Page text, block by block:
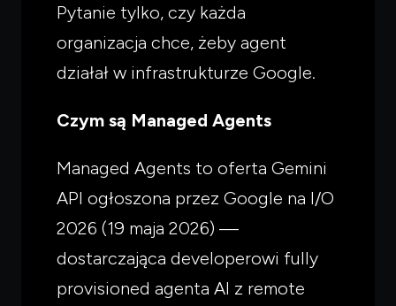
Pytanie tylko, czy każda
organizacja chce, żeby agent
działał w infrastrukturze Google.
Czym są Managed Agents
Managed Agents to oferta Gemini
API ogłoszona przez Google na I/O
2026 (19 maja 2026) —
dostarczająca developerowi fully
provisioned agenta AI z remote